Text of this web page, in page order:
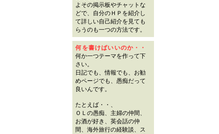
よその掲示板やチャットな
どで、自分のＨＰを紹介し
て詳しい自己紹介を見ても
らうのも一つの方法です。
何を書けばいいのか・・
何か一つテーマを作って下
さい。
日記でも、情報でも、お勧
めページでも、愚痴だって
良いんです。
たとえば・・、
ＯＬの愚痴、主婦の仲間、
お酒が好き、英会話の仲
間、海外旅行の経験談、ス